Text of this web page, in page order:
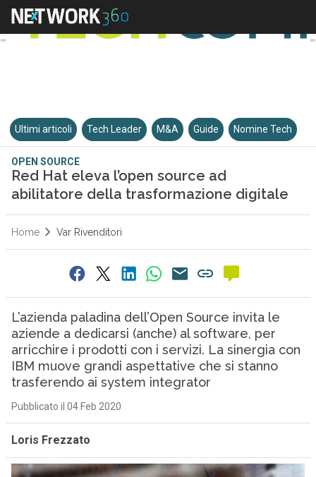
Ultimi articoli Tech Leader M&A Guide Nomine Tech
OPEN SOURCE
Red Hat eleva l’open source ad
abilitatore della trasformazione digitale
Home Var Rivenditori
L’azienda paladina dell’Open Source invita le
aziende a dedicarsi (anche) al software, per
arricchire i prodotti con i servizi. La sinergia con
IBM muove grandi aspettative che si stanno
trasferendo ai system integrator
Pubblicato il 04 Feb 2020
Loris Frezzato